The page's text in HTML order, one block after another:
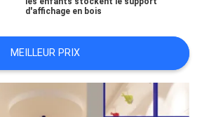
d'affichage en bois
MEILLEUR PRIX